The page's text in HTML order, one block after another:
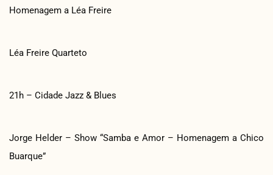
Homenagem a Léa Freire
Léa Freire Quarteto
21h – Cidade Jazz & Blues
Jorge Helder – Show “Samba e Amor – Homenagem a Chico
Buarque”